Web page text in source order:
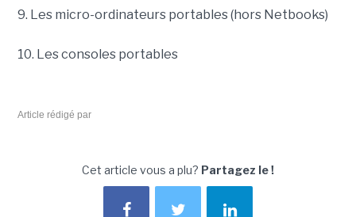
9. Les micro-ordinateurs portables (hors Netbooks)
10. Les consoles portables
Article rédigé par
Cet article vous a plu? Partagez le !